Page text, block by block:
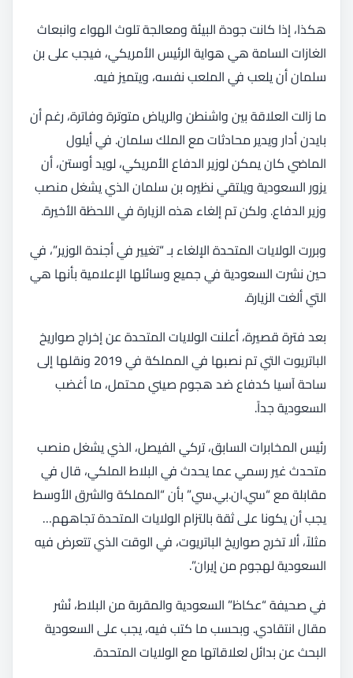
هكذا، إذا كانت جودة البيئة ومعالجة تلوث الهواء وانبعاث
الغازات السامة هي هواية الرئيس الأمريكي، فيجب على بن
سلمان أن يلعب في الملعب نفسه، ويتميز فيه.
ما زالت العلاقة بين واشنطن والرياض متوترة وفاترة، رغم أن
بايدن أدار ويدير محادثات مع الملك سلمان. في أيلول
الماضي كان يمكن لوزير الدفاع الأمريكي، لويد أوستن، أن
يزور السعودية ويلتقي نظيره بن سلمان الذي يشغل منصب
وزير الدفاع. ولكن تم إلغاء هذه الزيارة في اللحظة الأخيرة.
وبررت الولايات المتحدة الإلغاء بـ “تغيير في أجندة الوزير”، في
حين نشرت السعودية في جميع وسائلها الإعلامية بأنها هي
التي ألغت الزيارة.
بعد فترة قصيرة، أعلنت الولايات المتحدة عن إخراج صواريخ
الباتريوت التي تم نصبها في المملكة في 2019 ونقلها إلى
ساحة آسيا كدفاع ضد هجوم صيني محتمل، ما أغضب
السعودية جداً.
رئيس المخابرات السابق، تركي الفيصل، الذي يشغل منصب
متحدث غير رسمي عما يحدث في البلاط الملكي، قال في
مقابلة مع “سي.ان.بي.سي” بأن “المملكة والشرق الأوسط
يجب أن يكونا على ثقة بالتزام الولايات المتحدة تجاههم…
مثلاً، ألا تخرج صواريخ الباتريوت، في الوقت الذي تتعرض فيه
السعودية لهجوم من إيران”.
في صحيفة “عكاظ” السعودية والمقربة من البلاط، نُشر
مقال انتقادي. وبحسب ما كتب فيه، يجب على السعودية
البحث عن بدائل لعلاقاتها مع الولايات المتحدة.